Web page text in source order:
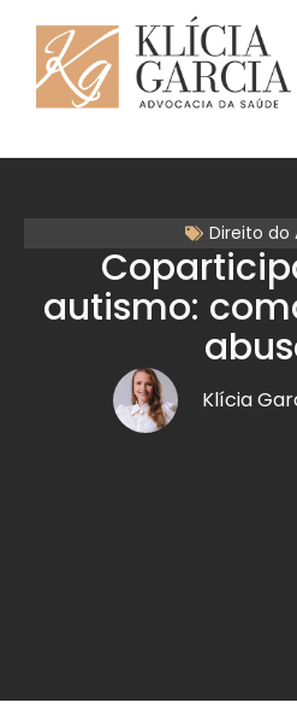
Direito do
autismo:
Klícia